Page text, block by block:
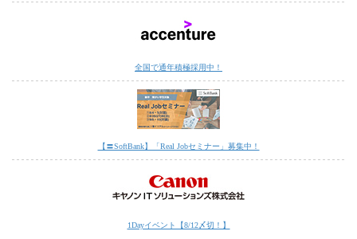
全国で通年積極採用中！
【〓SoftBank】「Real Jobセミナー」募集中！
1Dayイベント【8/12〆切！】